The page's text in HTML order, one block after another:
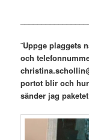
¨Uppge plaggets
och
portot blir och
sänder jag